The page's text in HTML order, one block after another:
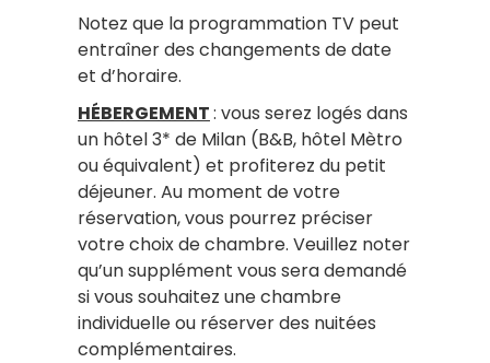
Notez que la programmation TV peut
entraîner des changements de date
et d’horaire.
HÉBERGEMENT: vous serez logés dans
un hôtel 3* de Milan (B&B, hôtel Mètro
ou équivalent) et profiterez du petit
déjeuner. Au moment de votre
réservation, vous pourrez préciser
votre choix de chambre. Veuillez noter
qu’un supplément vous sera demandé
si vous souhaitez une chambre
individuelle ou réserver des nuitées
complémentaires.